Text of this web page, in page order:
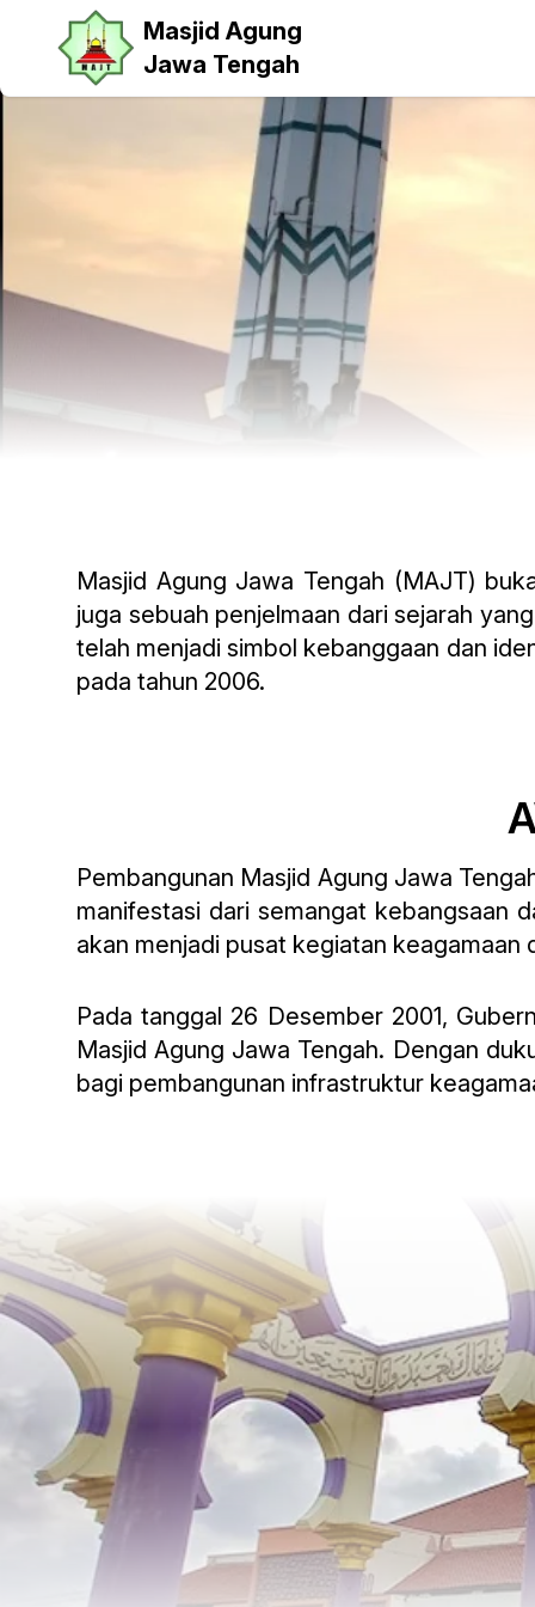
Masjid Agung
Jawa Tengah
Masjid Agung Jawa Tengah (MAJT)
juga sebuah penjelmaan dari sejarah
telah menjadi simbol kebanggaan dan
pada tahun 2006.
Pembangunan Masjid Agung Jawa
manifestasi dari semangat kebangsaan
akan menjadi pusat kegiatan
Pada tanggal 26 Desember 2001,
Masjid Agung Jawa Tengah. Dengan
bagi pembangunan infrastruktur